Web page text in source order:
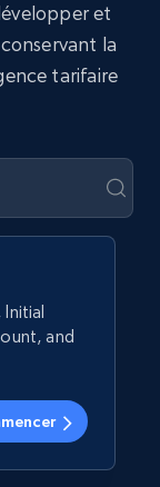
et
la
tarifaire
Initial
and